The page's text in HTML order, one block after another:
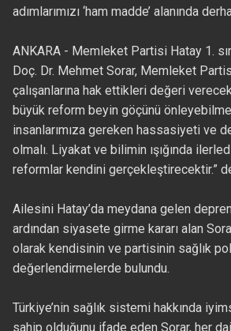
adımlarımızı ‘ham madde’ alanında
ANKARA - Memleket Partisi Hatay 1.
Doç. Dr. Mehmet Sorar, Memleket
çalışanlarına hak ettikleri değeri
büyük reform beyin göçünü
insanlarımıza gereken hassasiyeti ve
olmalı. Liyakat ve bilimin ışığında
reformlar kendini gerçekleştirecektir.”
Ailesini Hatay’da meydana gelen
ardından siyasete girme kararı alan
olarak kendisinin ve partisinin sağlık
değerlendirmelerde bulundu.
Türkiye’nin sağlık sistemi hakkında
sahip olduğunu ifade eden Sorar, her